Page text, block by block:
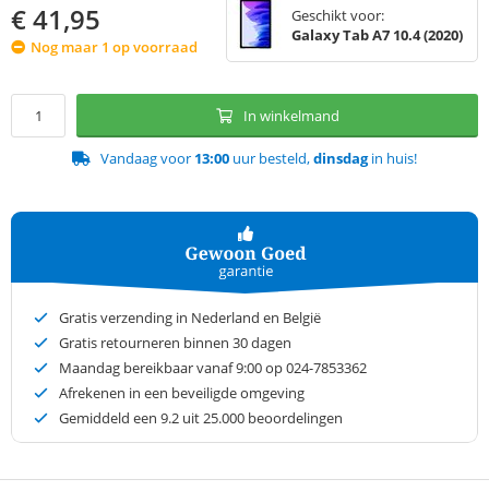
€41,95
Nog maar 1 op voorraad
Geschikt voor:
Galaxy Tab A7 10.4 (2020)
In winkelmand
Vandaag voor 13:00 uur besteld,dinsdagin huis!
Gratis verzending in Nederland en België
Gratis retourneren binnen 30 dagen
Maandag bereikbaar vanaf 9:00 op 024-7853362
Afrekenen in een beveiligde omgeving
Gemiddeld een 9.2 uit 25.000 beoordelingen